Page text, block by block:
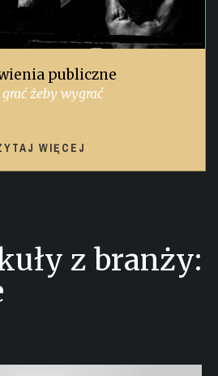
publiczne
żeby wygrać
WIĘCEJ
z branży: